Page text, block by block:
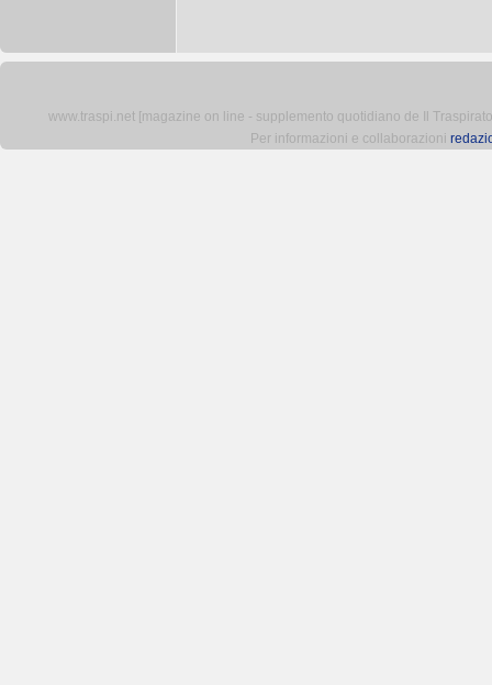
www.traspi.net [magazine on line - supplemento quotidiano de Il
Per informazioni e collaborazioni